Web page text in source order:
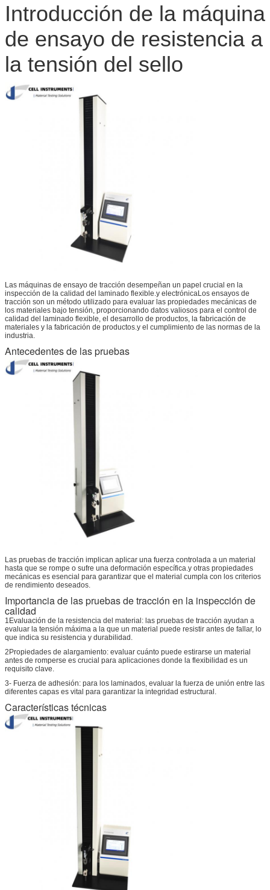
Introducción de la máquina
de ensayo de resistencia a
la tensión del sello
Las máquinas de ensayo de tracción desempeñan un papel crucial en la
inspección de la calidad del laminado flexible.y electrónicaLos ensayos de
tracción son un método utilizado para evaluar las propiedades mecánicas de
los materiales bajo tensión, proporcionando datos valiosos para el control de
calidad del laminado flexible, el desarrollo de productos, la fabricación de
materiales y la fabricación de productos.y el cumplimiento de las normas de la
industria.
Antecedentes de las pruebas
Las pruebas de tracción implican aplicar una fuerza controlada a un material
hasta que se rompe o sufre una deformación específica.y otras propiedades
mecánicas es esencial para garantizar que el material cumpla con los criterios
de rendimiento deseados.
Importancia de las pruebas de tracción en la inspección de
calidad
1Evaluación de la resistencia del material: las pruebas de tracción ayudan a
evaluar la tensión máxima a la que un material puede resistir antes de fallar, lo
que indica su resistencia y durabilidad.
2Propiedades de alargamiento: evaluar cuánto puede estirarse un material
antes de romperse es crucial para aplicaciones donde la flexibilidad es un
requisito clave.
3- Fuerza de adhesión: para los laminados, evaluar la fuerza de unión entre las
diferentes capas es vital para garantizar la integridad estructural.
Características técnicas